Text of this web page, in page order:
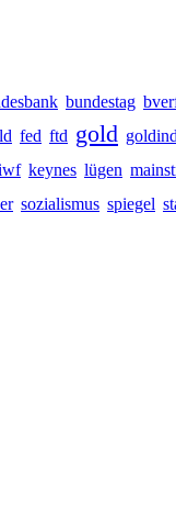
bundestag
fed ftd gold
keynes lügen
sozialismus spiegel